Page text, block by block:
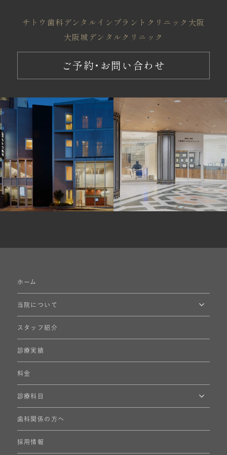
サトウ歯科 デンタルインプラントクリニック大阪
大阪城デンタルクリニック
ご予約・お問い合わせ
ホーム
当院について
スタッフ紹介
診療実績
料金
診療科目
歯科関係の方へ
採用情報